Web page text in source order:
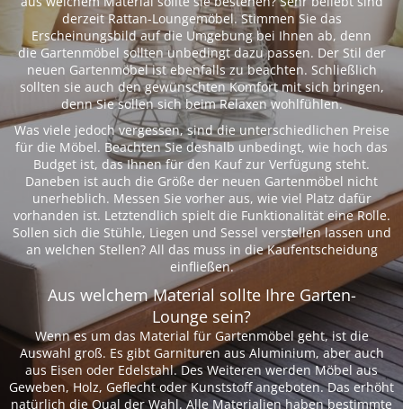
derzeit Rattan-Loungemöbel. Stimmen Sie das
Erscheinungsbild auf die Umgebung bei Ihnen ab, denn
die Gartenmöbel sollten unbedingt dazu passen. Der Stil der
neuen Gartenmöbel ist ebenfalls zu beachten. Schließlich
sollten sie auch den gewünschten Komfort mit sich bringen,
denn Sie sollen sich beim Relaxen wohlfühlen.
Was viele jedoch vergessen, sind die unterschiedlichen Preise
für die Möbel. Beachten Sie deshalb unbedingt, wie hoch das
Budget ist, das Ihnen für den Kauf zur Verfügung steht.
Daneben ist auch die Größe der neuen Gartenmöbel nicht
unerheblich. Messen Sie vorher aus, wie viel Platz dafür
vorhanden ist. Letztendlich spielt die Funktionalität eine Rolle.
Sollen sich die Stühle, Liegen und Sessel verstellen lassen und
an welchen Stellen? All das muss in die Kaufentscheidung
einfließen.
Aus welchem Material sollte Ihre Garten-
Lounge sein?
Wenn es um das Material für Gartenmöbel geht, ist die
Auswahl groß. Es gibt Garnituren aus Aluminium, aber auch
aus Eisen oder Edelstahl. Des Weiteren werden Möbel aus
Geweben, Holz, Geflecht oder Kunststoff angeboten. Das erhöht
natürlich die Qual der Wahl. Alle Materialien haben bestimmte